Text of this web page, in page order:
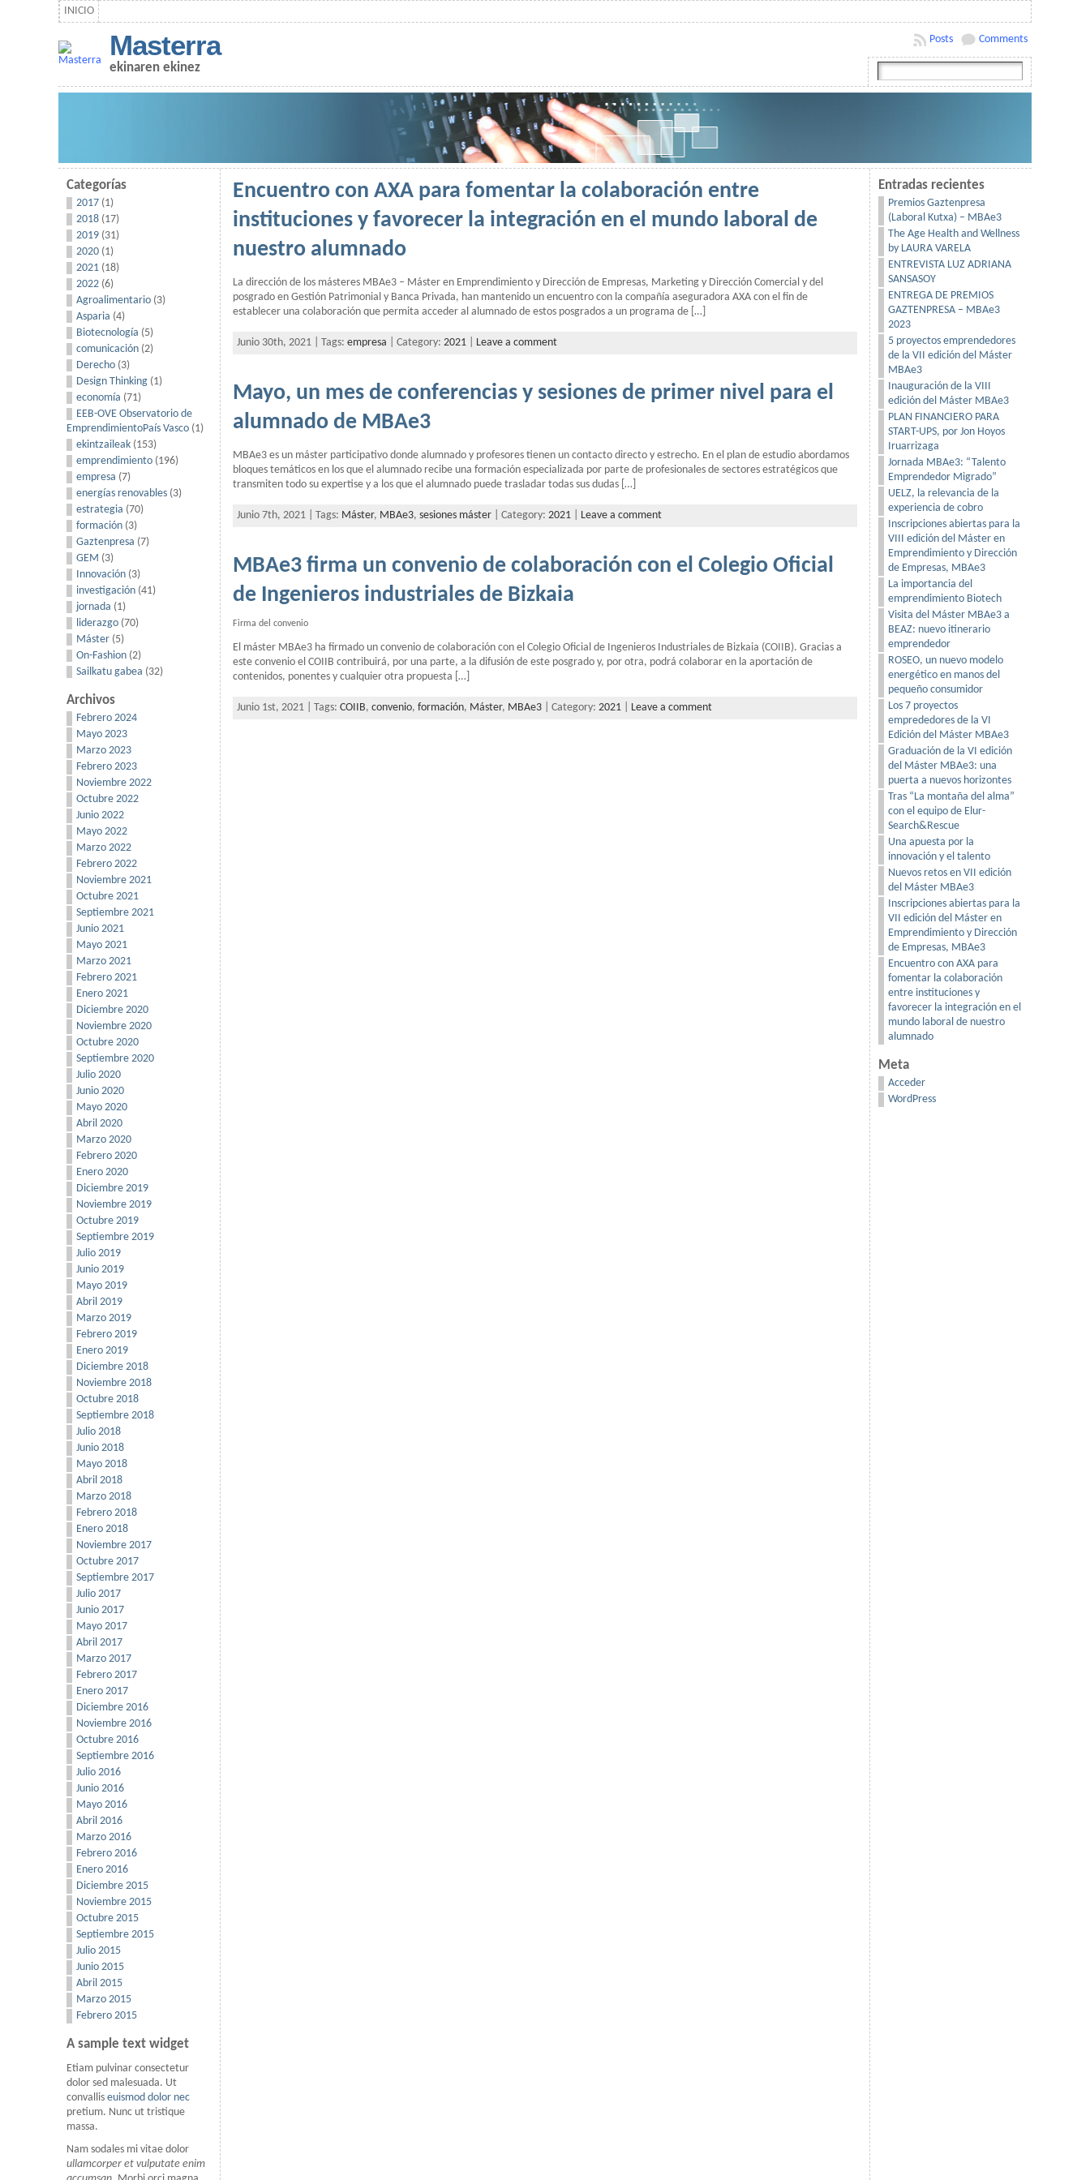
INICIO
Masterra
ekinaren ekinez
Comments
Posts
Categorías
2017 (1)
2018 (17)
2019 (31)
2020 (1)
2021 (18)
2022 (6)
Agroalimentario (3)
Asparia (4)
Biotecnología (5)
comunicación (2)
Derecho (3)
Design Thinking (1)
economía (71)
EEB-OVE Observatorio de
EmprendimientoPaís Vasco (1)
ekintzaileak (153)
emprendimiento (196)
empresa (7)
energías renovables (3)
estrategia (70)
formación (3)
Gaztenpresa (7)
GEM (3)
Innovación (3)
investigación (41)
jornada (1)
liderazgo (70)
Máster (5)
On-Fashion (2)
Sailkatu gabea (32)
Archivos
Febrero 2024
Mayo 2023
Marzo 2023
Febrero 2023
Noviembre 2022
Octubre 2022
Junio 2022
Mayo 2022
Marzo 2022
Febrero 2022
Noviembre 2021
Octubre 2021
Septiembre 2021
Junio 2021
Mayo 2021
Marzo 2021
Febrero 2021
Enero 2021
Diciembre 2020
Noviembre 2020
Octubre 2020
Septiembre 2020
Julio 2020
Junio 2020
Mayo 2020
Abril 2020
Marzo 2020
Febrero 2020
Enero 2020
Diciembre 2019
Noviembre 2019
Octubre 2019
Septiembre 2019
Julio 2019
Junio 2019
Mayo 2019
Abril 2019
Marzo 2019
Febrero 2019
Enero 2019
Diciembre 2018
Noviembre 2018
Octubre 2018
Septiembre 2018
Julio 2018
Junio 2018
Mayo 2018
Abril 2018
Marzo 2018
Febrero 2018
Enero 2018
Noviembre 2017
Octubre 2017
Septiembre 2017
Julio 2017
Junio 2017
Mayo 2017
Abril 2017
Marzo 2017
Febrero 2017
Enero 2017
Diciembre 2016
Noviembre 2016
Octubre 2016
Septiembre 2016
Julio 2016
Junio 2016
Mayo 2016
Abril 2016
Marzo 2016
Febrero 2016
Enero 2016
Diciembre 2015
Noviembre 2015
Octubre 2015
Septiembre 2015
Julio 2015
Junio 2015
Abril 2015
Marzo 2015
Febrero 2015
A sample text widget
Etiam pulvinar consectetur
dolor sed malesuada. Ut
convallis euismod dolor nec
pretium. Nunc ut tristique
massa.
Nam sodales mi vitae dolor
ullamcorper et vulputate enim
Encuentro con AXA para fomentar la colaboración entre
instituciones y favorecer la integración en el mundo laboral de
nuestro alumnado
La dirección de los másteres MBAe3 – Máster en Emprendimiento y Dirección de Empresas, Marketing y Dirección Comercial y del
posgrado en Gestión Patrimonial y Banca Privada, han mantenido un encuentro con la compañía aseguradora AXA con el fin de
establecer una colaboración que permita acceder al alumnado de estos posgrados a un programa de […]
Junio 30th, 2021 | Tags: empresa | Category: 2021 Leave a comment
Mayo, un mes de conferencias y sesiones de primer nivel para el
alumnado de MBAe3
MBAe3 es un máster participativo donde alumnado y profesores tienen un contacto directo y estrecho. En el plan de estudio abordamos
bloques temáticos en los que el alumnado recibe una formación especializada por parte de profesionales de sectores estratégicos que
transmiten todo su expertise y a los que el alumnado puede trasladar todas sus dudas […]
Junio 7th, 2021 | Tags: Máster, MBAe3, sesiones máster | Category: 2021 Leave a comment
MBAe3 firma un convenio de colaboración con el Colegio Oficial
de Ingenieros industriales de Bizkaia
Firma del convenio
El máster MBAe3 ha firmado un convenio de colaboración con el Colegio Oficial de Ingenieros Industriales de Bizkaia (COIIB). Gracias a
este convenio el COIIB contribuirá, por una parte, a la difusión de este posgrado y, por otra, podrá colaborar en la aportación de
contenidos, ponentes y cualquier otra propuesta […]
Junio 1st, 2021 | Tags: COIIB, convenio, formación, Máster, MBAe3 | Category: 2021 Leave a comment
Entradas recientes
Premios Gaztenpresa
(Laboral Kutxa) – MBAe3
The Age Health and Wellness
by LAURA VARELA
ENTREVISTA LUZ ADRIANA
SANSASOY
ENTREGA DE PREMIOS
GAZTENPRESA – MBAe3
2023
5 proyectos emprendedores
de la VII edición del Máster
MBAe3
Inauguración de la VIII
edición del Máster MBAe3
PLAN FINANCIERO PARA
START-UPS, por Jon Hoyos
Iruarrizaga
Jornada MBAe3: “Talento
Emprendedor Migrado”
UELZ, la relevancia de la
experiencia de cobro
Inscripciones abiertas para la
VIII edición del Máster en
Emprendimiento y Dirección
de Empresas, MBAe3
La importancia del
emprendimiento Biotech
Visita del Máster MBAe3 a
BEAZ: nuevo itinerario
emprendedor
ROSEO, un nuevo modelo
energético en manos del
pequeño consumidor
Los 7 proyectos
emprededores de la VI
Edición del Máster MBAe3
Graduación de la VI edición
del Máster MBAe3: una
puerta a nuevos horizontes
Tras “La montaña del alma”
con el equipo de Elur-
Search&Rescue
Una apuesta por la
innovación y el talento
Nuevos retos en VII edición
del Máster MBAe3
Inscripciones abiertas para la
VII edición del Máster en
Emprendimiento y Dirección
de Empresas, MBAe3
Encuentro con AXA para
fomentar la colaboración
entre instituciones y
favorecer la integración en el
mundo laboral de nuestro
alumnado
Meta
Acceder
WordPress